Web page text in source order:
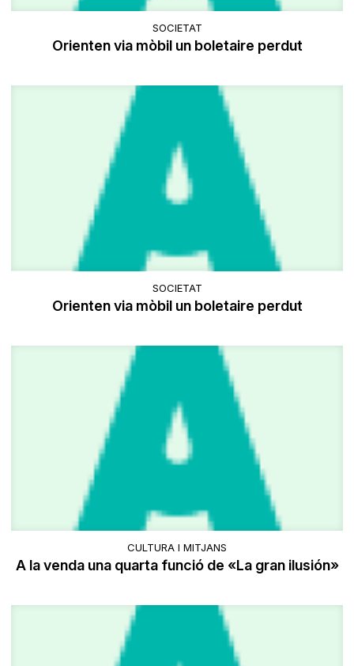
SOCIETAT
Orienten via mòbil un boletaire perdut
SOCIETAT
Orienten via mòbil un boletaire perdut
CULTURA I MITJANS
A la venda una quarta funció de «La gran ilusión»